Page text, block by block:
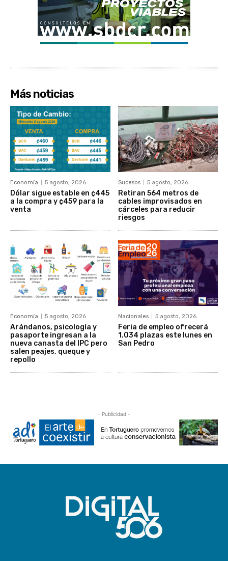
Más noticias
Economía 5 agosto, 2026
Dólar sigue estable en ¢445
a la compra y ¢459 para la
venta
Sucesos 5 agosto, 2026
Retiran 564 metros de
cables improvisados en
cárceles para reducir
riesgos
Economía 5 agosto, 2026
Arándanos, psicología y
pasaporte ingresan a la
nueva canasta del IPC pero
salen peajes, queque y
repollo
Nacionales 5 agosto, 2026
Feria de empleo ofrecerá
1.034 plazas este lunes en
San Pedro
- Publicidad -